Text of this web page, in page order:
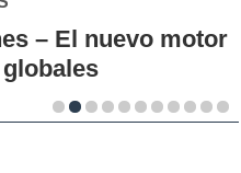
Red de Hubs
para impulsar